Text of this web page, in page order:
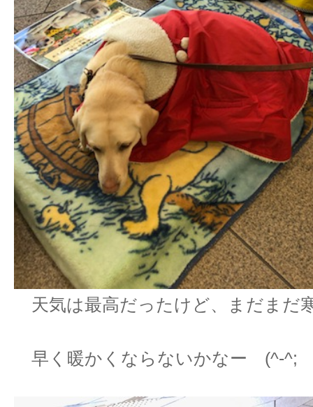
天気は最高だったけど、まだまだ
早く暖かくならないかなー (^-^;